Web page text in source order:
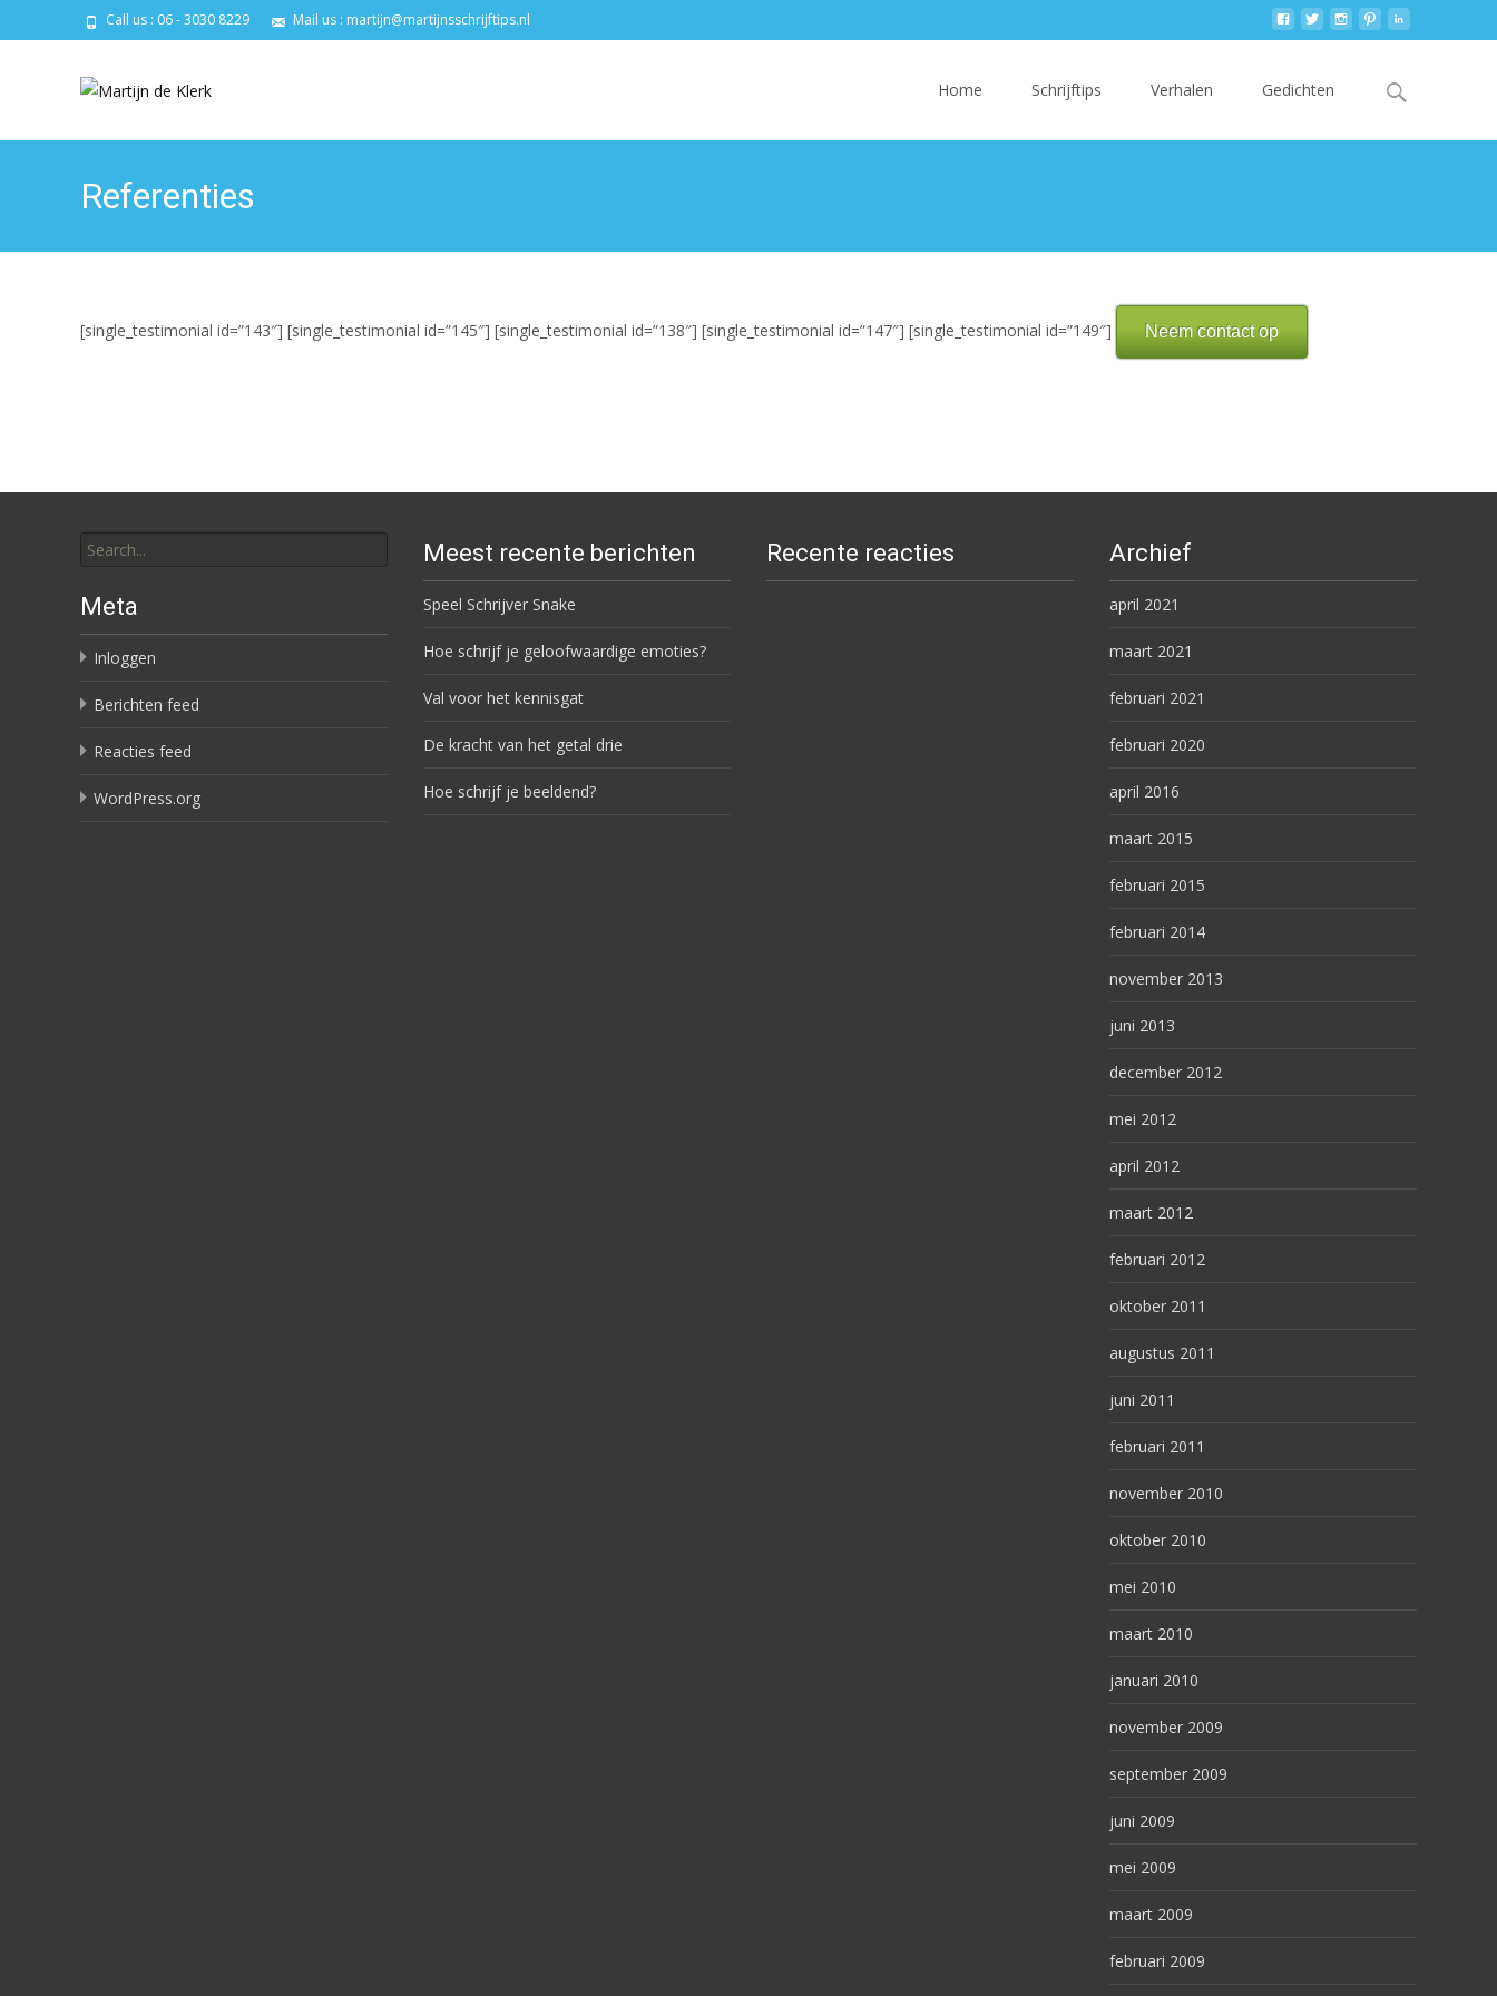
Call us : 06 - 3030 8229 Mail us : martijn@martijnsschrijftips.nl
Home
Schrijftips Verhalen Gedichten
Search
Referenties
[single_testimonial id=”143″] [single_testimonial id=”145″] [single_testimonial id=”138″] [single_testimonial id=”147″] [single_testimonial id=”149″] Neem contact op
Meest recente berichten
Speel Schrijver Snake
Hoe schrijf je geloofwaardige emoties?
Val voor het kennisgat
De kracht van het getal drie
Hoe schrijf je beeldend?
Recente reacties Archief
april 2021
maart 2021
februari 2021
februari 2020
april 2016
maart 2015
februari 2015
februari 2014
november 2013
juni 2013
december 2012
mei 2012
april 2012
maart 2012
februari 2012
oktober 2011
augustus 2011
juni 2011
februari 2011
november 2010
oktober 2010
mei 2010
maart 2010
januari 2010
november 2009
september 2009
juni 2009
mei 2009
maart 2009
februari 2009
Meta
Inloggen
Berichten feed
Reacties feed
WordPress.org